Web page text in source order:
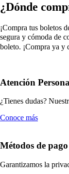
¿Dónde
¡Compra tus boletos
segura y cómoda de
boleto. ¡Compra ya y
Atención
¿Tienes dudas?
Conoce más
Métodos de
Garantizamos la